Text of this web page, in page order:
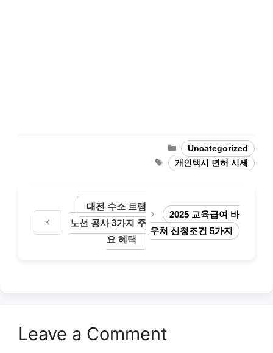
Categories
Uncategorized
Tags
개인택시 면허 시세
대전 수소 트램
노선 공사 3가지 주
요 혜택
2025 교육급여 바
우처 신청조건 5가지
Leave a Comment